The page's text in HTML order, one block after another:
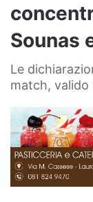
Sounas
Le
match, valido